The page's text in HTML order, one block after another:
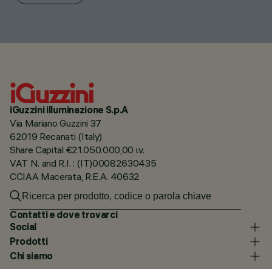
iGuzzini illuminazione S.p.A
Via Mariano Guzzini 37
62019 Recanati (Italy)
Share Capital €21.050.000,00 i.v.
VAT N. and R.I. : (IT)00082630435
CCIAA Macerata, R.E.A. 40632
Contatti e dove trovarci
Social
Prodotti
Chi siamo